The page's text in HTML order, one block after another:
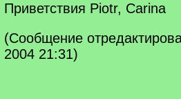
Приветствия Piotr, Carina
(Сообщение
2004 21:31)